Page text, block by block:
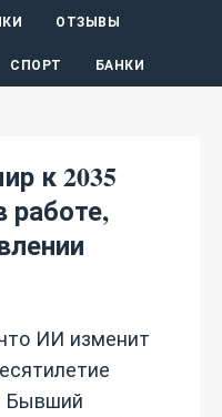
ОТЗЫВЫ
СПОРТ БАНКИ
к 2035
работе,
ИИ изменит
Бывший